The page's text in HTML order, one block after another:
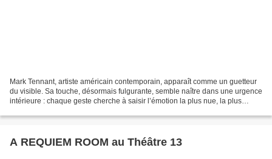
Mark Tennant, artiste américain contemporain, apparaît comme un guetteur
du visible. Sa touche, désormais fulgurante, semble naître dans une urgence
intérieure : chaque geste cherche à saisir l’émotion la plus nue, la plus
A REQUIEM ROOM au Théâtre 13